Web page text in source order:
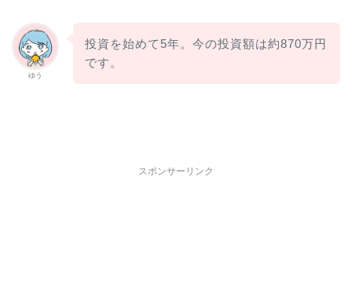
ゆう
投資を始めて5年。今の投資額は約870万円
です。
スポンサーリンク